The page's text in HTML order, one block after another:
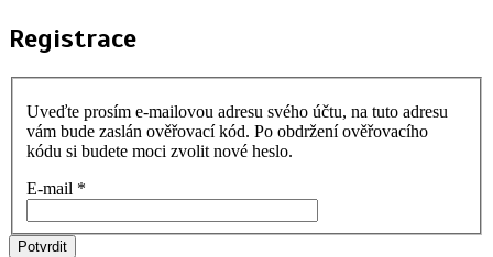
Registrace
Uveďte prosím e-mailovou adresu svého účtu, na tuto adresu
vám bude zaslán ověřovací kód. Po obdržení ověřovacího
kódu si budete moci zvolit nové heslo.
E-mail *
Potvrdit